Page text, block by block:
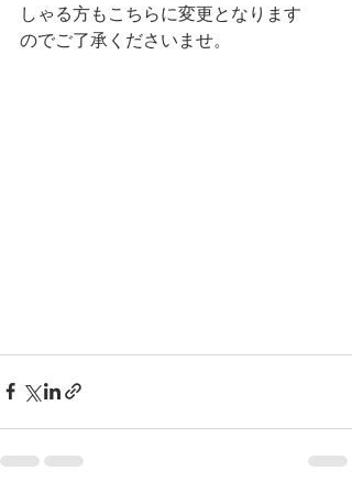
しゃる方もこちらに変更となります
のでご了承くださいませ。